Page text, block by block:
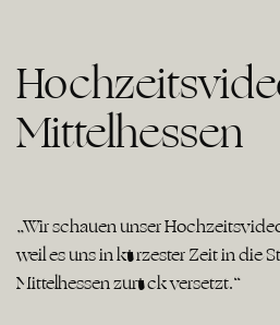
Mittelhessen
„Wir schauen unser
weil es uns in kürzester Zeit in die
Mittelhessen zurück versetzt.“